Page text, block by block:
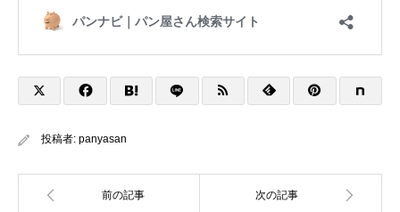
投稿者: panyasan